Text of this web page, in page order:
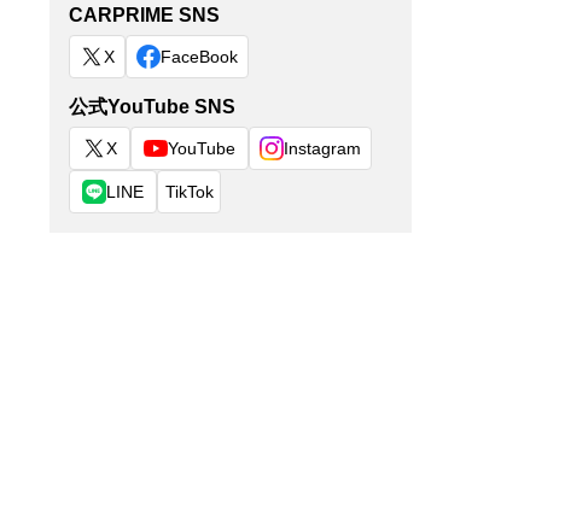
CARPRIME SNS
X FaceBook
公式YouTube SNS
X YouTube Instagram
LINE TikTok